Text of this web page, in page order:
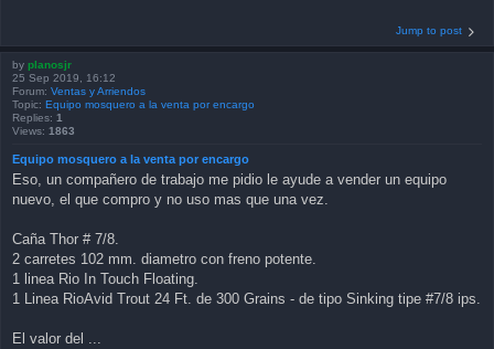
Jump to post
by planosjr
25 Sep 2019, 16:12
Forum: Ventas y Arriendos
Topic: Equipo mosquero a la venta por encargo
Replies: 1
Views: 1863
Equipo mosquero a la venta por encargo
Eso, un compañero de trabajo me pidio le ayude a vender un equipo
nuevo, el que compro y no uso mas que una vez.
Caña Thor # 7/8.
2 carretes 102 mm. diametro con freno potente.
1 linea Rio In Touch Floating.
1 Linea RioAvid Trout 24 Ft. de 300 Grains - de tipo Sinking tipe #7/8 ips.
El valor del ...